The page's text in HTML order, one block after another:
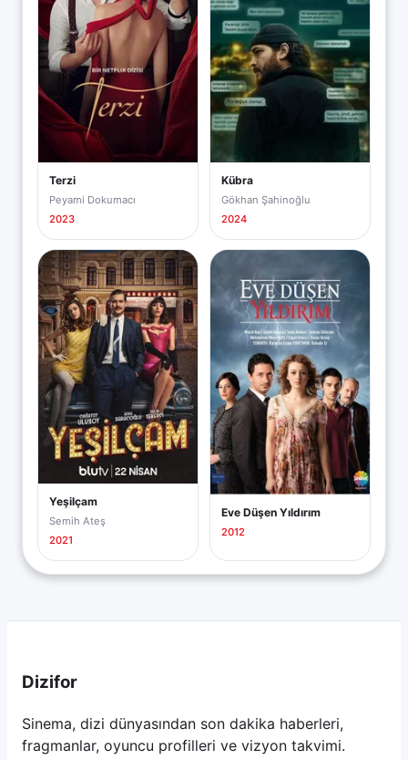
Terzi
Peyami Dokumacı
2023
Kübra
Gökhan Şahinoğlu
2024
Yeşilçam
Semih Ateş
2021
Eve Düşen Yıldırım
2012
Dizifor
Sinema, dizi dünyasından son dakika haberleri,
fragmanlar, oyuncu profilleri ve vizyon takvimi.